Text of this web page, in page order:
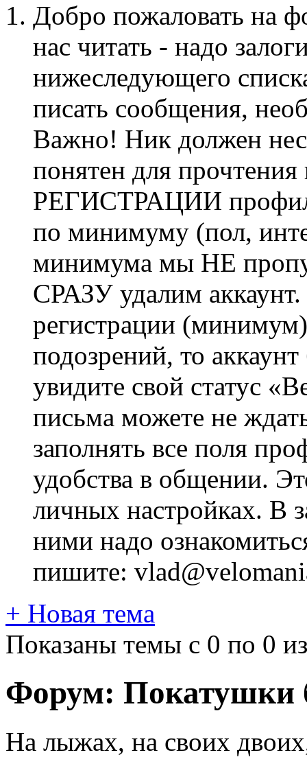
Добро пожаловать на
нас читать - надо
нижеследующего
писать сообщения,
Важно! Ник должен
понятен для
РЕГИСТРАЦИИ профиль
по минимуму (пол,
минимума мы НЕ
СРАЗУ удалим
регистрации
подозрений, то
увидите свой статус
письма можете не
заполнять все поля
удобства в общении.
личных настройках. В
ними надо
пишите:
+ Новая тема
Показаны темы с 0 по 0
Форум: Покатушки
На лыжах, на своих